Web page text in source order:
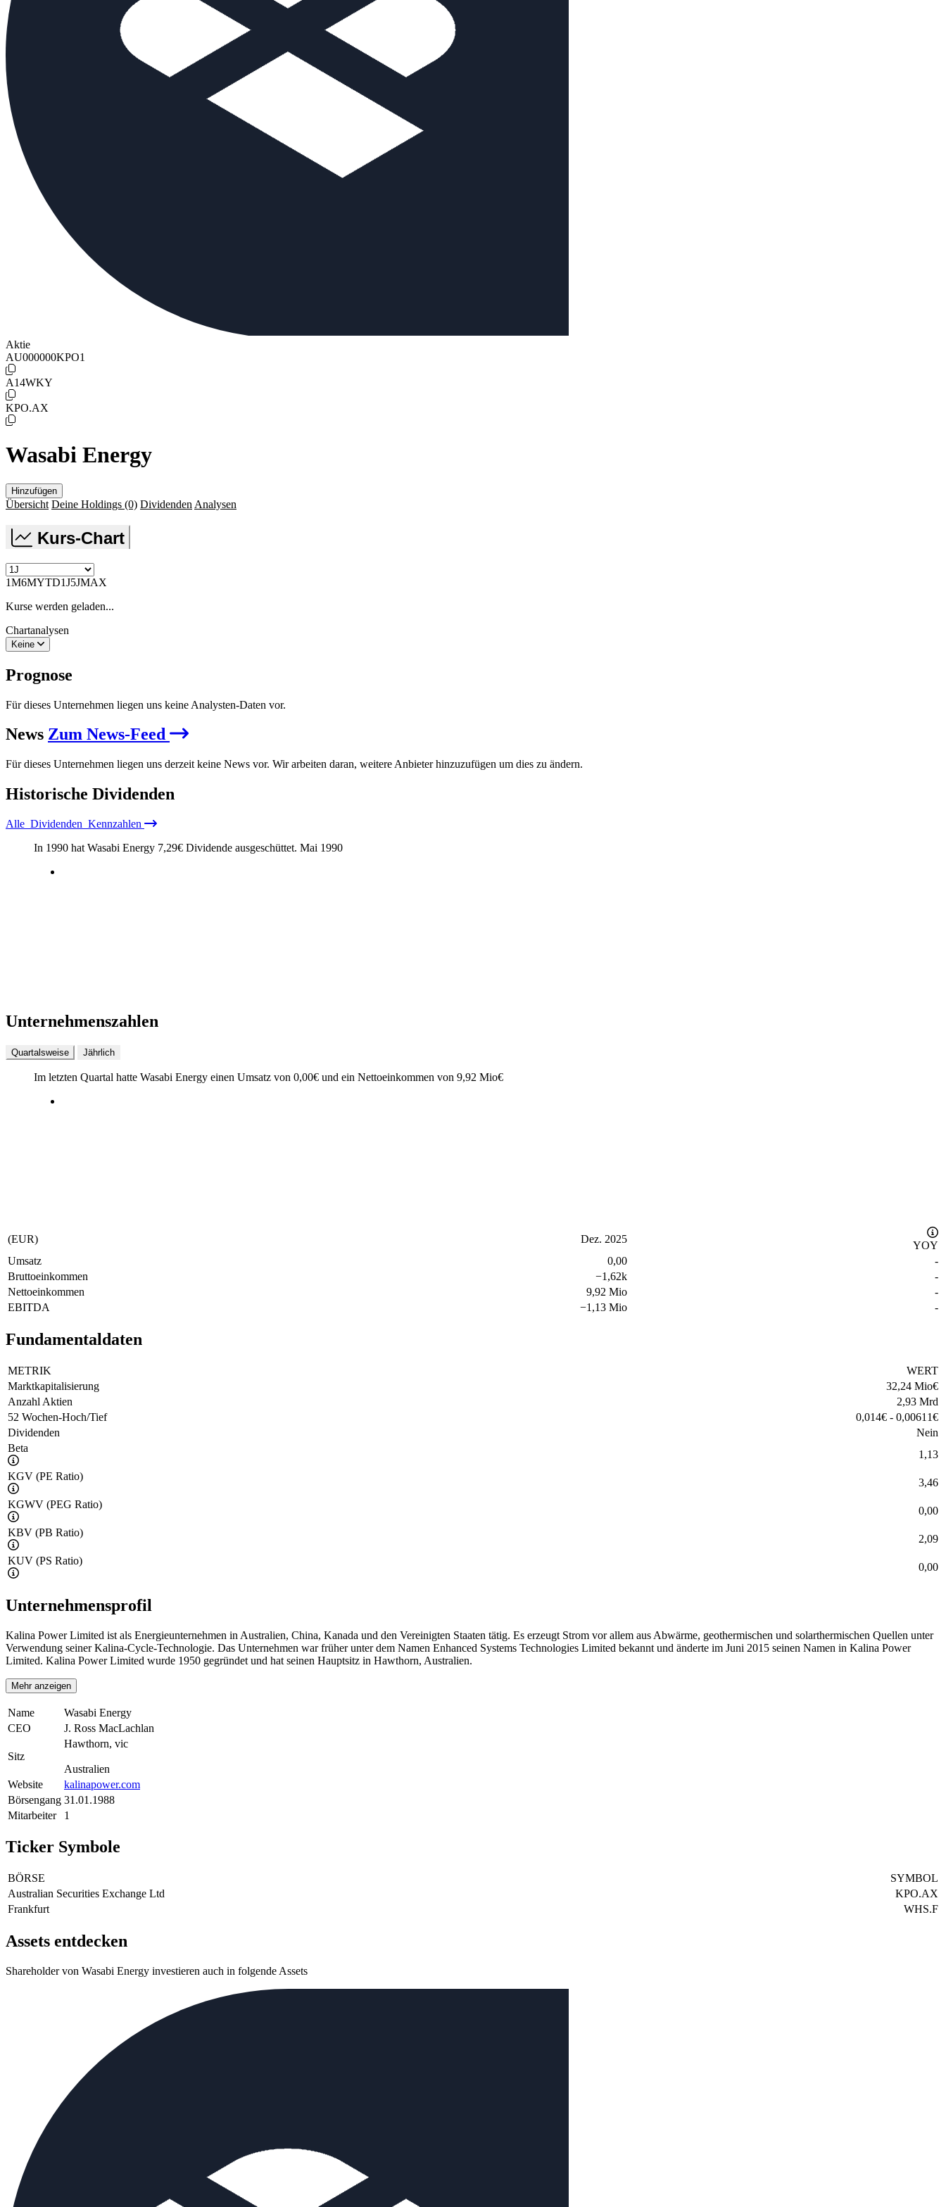
Aktie
AU000000KPO1
A14WKY
KPO.AX
Wasabi Energy
Hinzufügen
Übersicht Deine Holdings (0) Dividenden Analysen
Kurs-Chart
1M6MYTD1J5JMAX
Kurse werden geladen...
Chartanalysen
Keine
Prognose
Für dieses Unternehmen liegen uns keine Analysten-Daten vor.
News Zum News-Feed
Für dieses Unternehmen liegen uns derzeit keine News vor. Wir arbeiten daran, weitere Anbieter hinzuzufügen um dies zu ändern.
Historische Dividenden
Alle Dividenden Kennzahlen
In 1990 hat Wasabi Energy 7,29€ Dividende ausgeschüttet. Mai 1990
Unternehmenszahlen
Quartalsweise Jährlich
Im letzten Quartal hatte Wasabi Energy einen Umsatz von 0,00€ und ein Nettoeinkommen von 9,92 Mio€
(EUR) Dez. 2025
YOY
Umsatz
0,00
-
Bruttoeinkommen
−1,62k
-
Nettoeinkommen
9,92 Mio
-
EBITDA
−1,13 Mio -
Fundamentaldaten
METRIK
WERT
Marktkapitalisierung
32,24 Mio€
Anzahl Aktien
2,93 Mrd
52 Wochen-Hoch/Tief
0,014€ - 0,00611€
Dividenden
Nein
Beta
1,13
KGV (PE Ratio)
3,46
KGWV (PEG Ratio)
0,00
KBV (PB Ratio)
2,09
KUV (PS Ratio)
0,00
Unternehmensprofil
Kalina Power Limited ist als Energieunternehmen in Australien, China, Kanada und den Vereinigten Staaten tätig. Es erzeugt Strom vor allem aus Abwärme, geothermischen und solarthermischen Quellen unter
Verwendung seiner Kalina-Cycle-Technologie. Das Unternehmen war früher unter dem Namen Enhanced Systems Technologies Limited bekannt und änderte im Juni 2015 seinen Namen in Kalina Power
Limited. Kalina Power Limited wurde 1950 gegründet und hat seinen Hauptsitz in Hawthorn, Australien.
Mehr anzeigen
Name
Wasabi Energy
CEO
J. Ross MacLachlan
Sitz
Hawthorn, vic
Australien
Website
kalinapower.com
Börsengang 31.01.1988
Mitarbeiter
1
Ticker Symbole
BÖRSE
SYMBOL
Australian Securities Exchange Ltd
KPO.AX
Frankfurt
WHS.F
Assets entdecken
Shareholder von Wasabi Energy investieren auch in folgende Assets